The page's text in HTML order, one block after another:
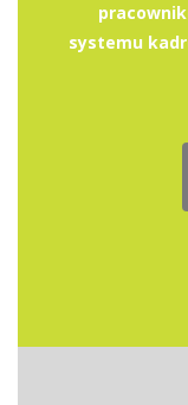
systemu